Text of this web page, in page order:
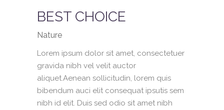
BEST CHOICE
Nature
Lorem ipsum dolor sit amet, consectetuer
gravida nibh vel velit auctor
aliquet.Aenean sollicitudin, lorem quis
bibendum auci elit consequat ipsutis sem
nibh id elit. Duis sed odio sit amet nibh